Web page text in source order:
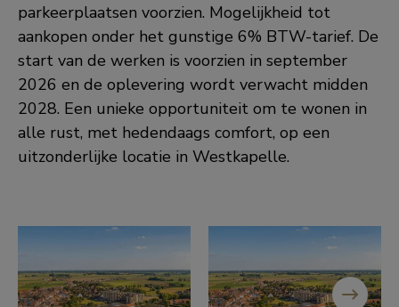
parkeerplaatsen voorzien. Mogelijkheid tot
aankopen onder het gunstige 6% BTW-tarief. De
start van de werken is voorzien in september
2026 en de oplevering wordt verwacht midden
2028. Een unieke opportuniteit om te wonen in
alle rust, met hedendaags comfort, op een
uitzonderlijke locatie in Westkapelle.